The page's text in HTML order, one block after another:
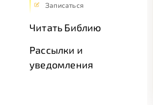
Записаться
Читать Библию
Рассылки и
уведомления